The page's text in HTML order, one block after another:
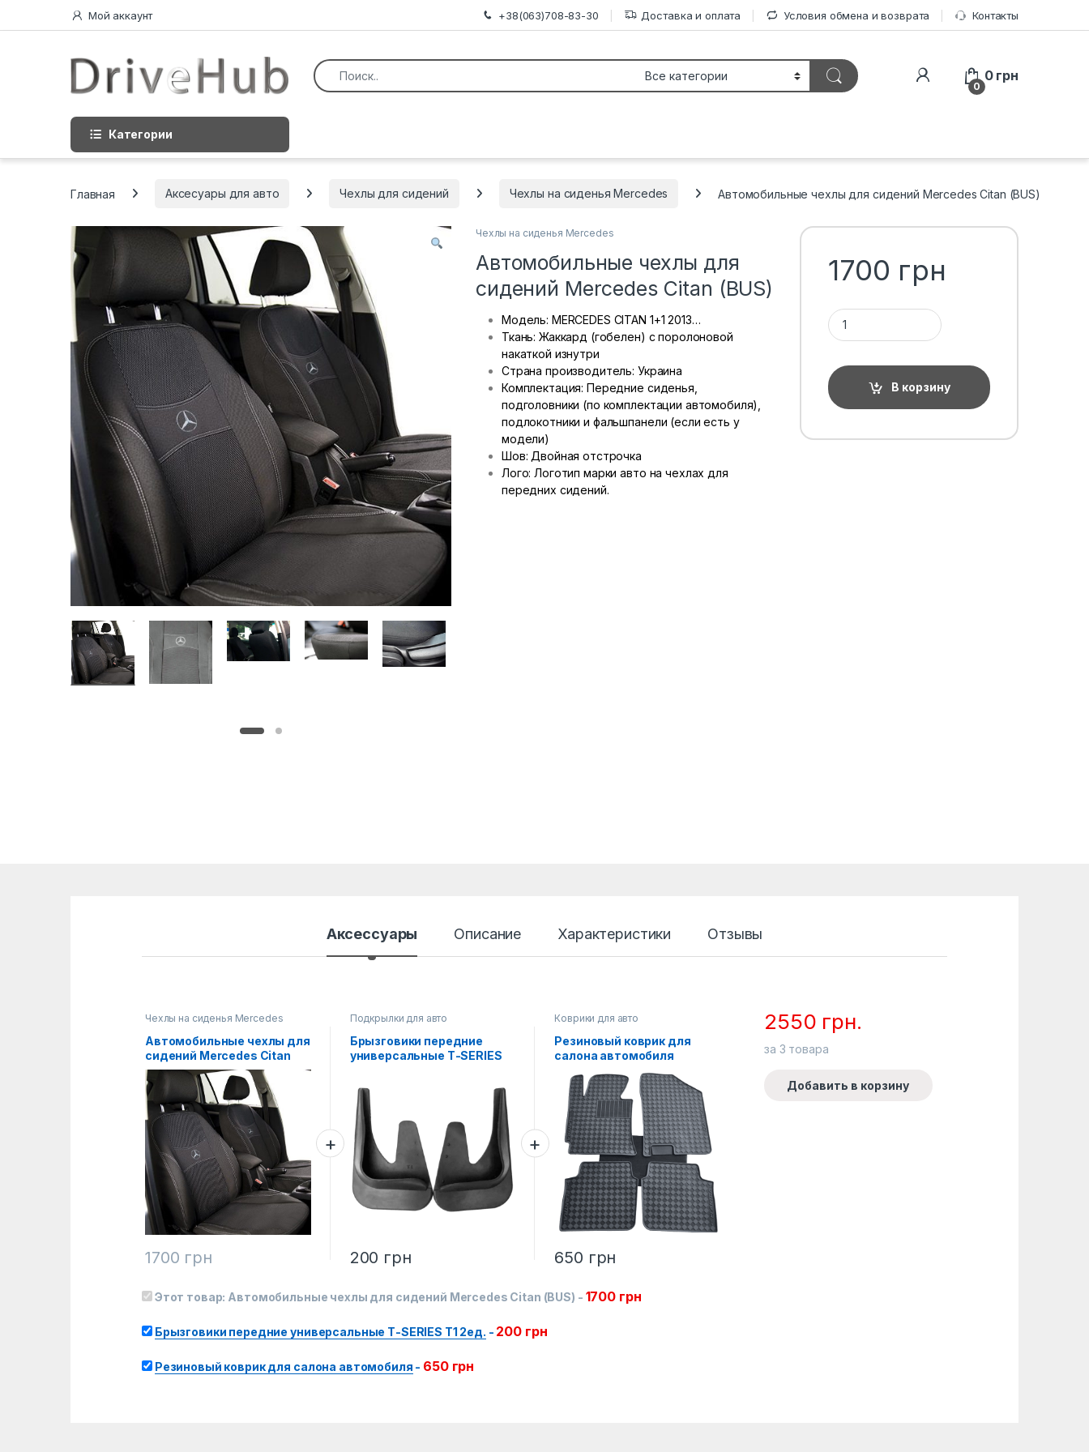
Перейти к навигации
перейти к содержанию
Мой аккаунт +38(063)708-83-30 Доставка и оплата Условия обмена и возврата Контакты
Искать:
0
0 грн
Категории
Главная Аксесуары для авто Чехлы для сидений Чехлы на сиденья Mercedes Автомобильные чехлы для сидений Mercedes Citan (BUS)
Чехлы на сиденья Mercedes
Автомобильные чехлы для
сидений Mercedes Citan (BUS)
Модель: MERCEDES CITAN 1+1 2013…
Ткань: Жаккард (гобелен) с поролоновой
накаткой изнутри
Страна производитель: Украина
Комплектация: Передние сиденья,
подголовники (по комплектации автомобиля),
подлокотники и фальшпанели (если есть у
модели)
Шов: Двойная отстрочка
Лого: Логотип марки авто на чехлах для
передних сидений.
1700 грн
Количество 1ТП1Т
В корзину
Аксессуары Описание Характеристики Отзывы
Чехлы на сиденья Mercedes
Автомобильные чехлы для
сидений Mercedes Citan
(BUS)
1700 грн
Подкрылки для авто
Брызговики передние
универсальные Т-SERIES
200 грн
Коврики для авто
Резиновый коврик для
салона автомобиля
650 грн
Этот товар: Автомобильные чехлы для сидений Mercedes Citan (BUS) - 1700 грн
Брызговики передние универсальные Т-SERIES T1 2ед. - 200 грн
Резиновый коврик для салона автомобиля - 650 грн
2550 грн.
за 3 товара
Добавить в корзину